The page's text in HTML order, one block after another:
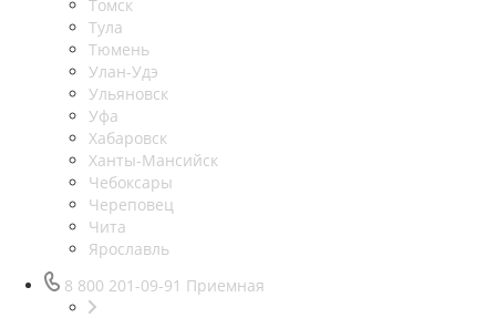
Томск
Тула
Тюмень
Улан-Удэ
Ульяновск
Уфа
Хабаровск
Ханты-Мансийск
Чебоксары
Череповец
Чита
Ярославль
8 800 201-09-91 Приемная